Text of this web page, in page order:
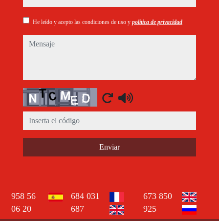
He leído y acepto las condiciones de uso y política de privacidad
mensaje
Captcha
Enviar
958 56
06 20
684 031
687
673 850
925